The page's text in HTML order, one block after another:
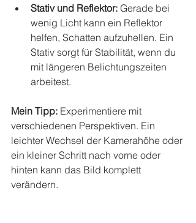
Stativ und Reflektor: Gerade bei
wenig Licht kann ein Reflektor
helfen, Schatten aufzuhellen. Ein
Stativ sorgt für Stabilität, wenn du
mit längeren Belichtungszeiten
arbeitest.
Mein Tipp: Experimentiere mit
verschiedenen Perspektiven. Ein
leichter Wechsel der Kamerahöhe oder
ein kleiner Schritt nach vorne oder
hinten kann das Bild komplett
verändern.